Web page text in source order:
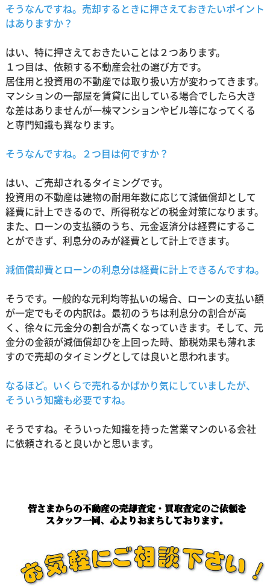
そうなんですね。売却するときに押さえておきたいポイント
はありますか？
はい、特に押さえておきたいことは２つあります。
１つ目は、依頼する不動産会社の選び方です。
居住用と投資用の不動産では取り扱い方が変わってきます。
マンションの一部屋を賃貸に出している場合でしたら大き
な差はありませんが一棟マンションやビル等になってくる
と専門知識も異なります。
そうなんですね。２つ目は何ですか？
はい、ご売却されるタイミングです。
投資用の不動産は建物の耐用年数に応じて減価償却として
経費に計上できるので、所得税などの税金対策になります。
また、ローンの支払額のうち、元金返済分は経費にするこ
とができず、利息分のみが経費として計上できます。
減価償却費とローンの利息分は経費に計上できるんですね。
そうです。一般的な元利均等払いの場合、ローンの支払い額
が一定でもその内訳は。最初のうちは利息分の割合が高
く、徐々に元金分の割合が高くなっていきます。そして、元
金分の金額が減価償却ひを上回った時、節税効果も薄れま
すので売却のタイミングとしては良いと思われます。
なるほど。いくらで売れるかばかり気にしていましたが、
そういう知識も必要ですね。
そうですね。そういった知識を持った営業マンのいる会社
に依頼されると良いかと思います。